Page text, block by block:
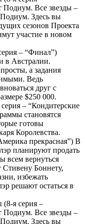
Подиум. Все звезды –
Здесь вы
сезонов Проекта
участие в новом
– “Финал”)
в Австралии.
а задания
Ведь
друг с
$250 000.
– “Кондитерские
становятся
готовы
Королевства.
прекрасная”) В
планируют продать
всем вернуться
Боннету,
избежать
решают остаться в
я серия –
Подиум. Все звезды –
Здесь вы